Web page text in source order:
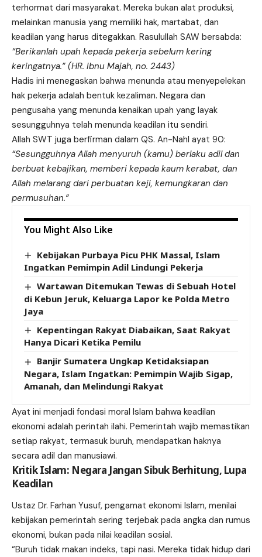
terhormat dari masyarakat. Mereka bukan alat produksi,
melainkan manusia yang memiliki hak, martabat, dan
keadilan yang harus ditegakkan. Rasulullah SAW bersabda:
“Berikanlah upah kepada pekerja sebelum kering
keringatnya.” (HR. Ibnu Majah, no. 2443)
Hadis ini menegaskan bahwa menunda atau menyepelekan
hak pekerja adalah bentuk kezaliman. Negara dan
pengusaha yang menunda kenaikan upah yang layak
sesungguhnya telah menunda keadilan itu sendiri.
Allah SWT juga berfirman dalam QS. An-Nahl ayat 90:
“Sesungguhnya Allah menyuruh (kamu) berlaku adil dan
berbuat kebajikan, memberi kepada kaum kerabat, dan
Allah melarang dari perbuatan keji, kemungkaran dan
permusuhan.”
You Might Also Like
Kebijakan Purbaya Picu PHK Massal, Islam
Ingatkan Pemimpin Adil Lindungi Pekerja
Wartawan Ditemukan Tewas di Sebuah Hotel
di Kebun Jeruk, Keluarga Lapor ke Polda Metro
Jaya
Kepentingan Rakyat Diabaikan, Saat Rakyat
Hanya Dicari Ketika Pemilu
Banjir Sumatera Ungkap Ketidaksiapan
Negara, Islam Ingatkan: Pemimpin Wajib Sigap,
Amanah, dan Melindungi Rakyat
Ayat ini menjadi fondasi moral Islam bahwa keadilan
ekonomi adalah perintah ilahi. Pemerintah wajib memastikan
setiap rakyat, termasuk buruh, mendapatkan haknya
secara adil dan manusiawi.
Kritik Islam: Negara Jangan Sibuk Berhitung, Lupa
Keadilan
Ustaz Dr. Farhan Yusuf, pengamat ekonomi Islam, menilai
kebijakan pemerintah sering terjebak pada angka dan rumus
ekonomi, bukan pada nilai keadilan sosial.
“Buruh tidak makan indeks, tapi nasi. Mereka tidak hidup dari